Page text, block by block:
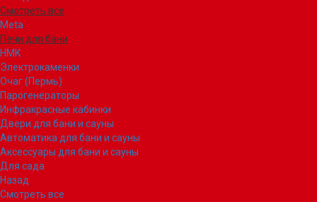
Смотреть все
Meta
Печи для бани
НМК
Электрокаменки
Очаг (Пермь)
Парогенераторы
Инфракрасные кабинки
Двери для бани и сауны
Автоматика для бани и сауны
Аксессуары для бани и сауны
Для сада
Назад
Смотреть все